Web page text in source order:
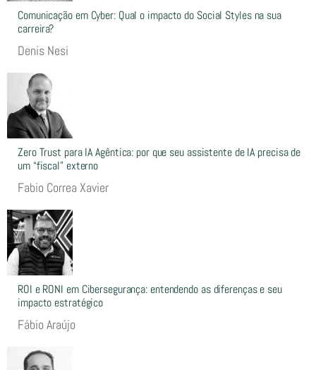
Comunicação em Cyber: Qual o impacto do Social Styles na sua
carreira?
Denis Nesi
Zero Trust para IA Agêntica: por que seu assistente de IA precisa de
um “fiscal” externo
Fabio Correa Xavier
ROI e RONI em Cibersegurança: entendendo as diferenças e seu
impacto estratégico
Fábio Araújo